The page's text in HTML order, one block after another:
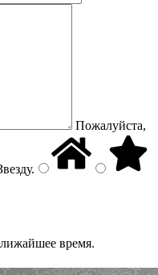
Пожалуйста,
.
время.